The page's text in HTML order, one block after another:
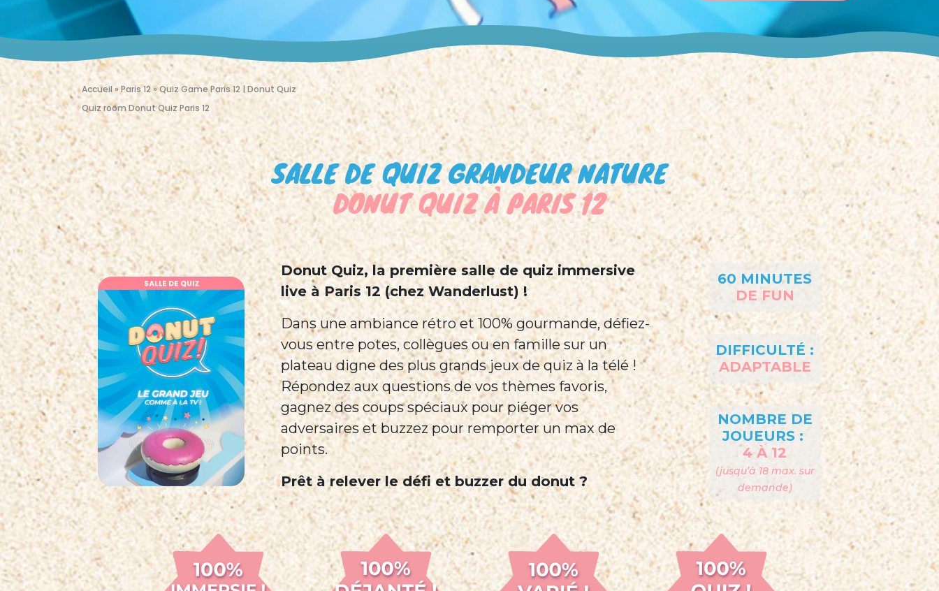
Accueil»Paris 12»Quiz Game Paris 12 | Donut Quiz
Quiz room Donut Quiz Paris 12
SALLE DE QUIZ GRANDEUR NATURE
DONUT QUIZ À PARIS 12
Donut Quiz, la première salle de quiz immersive
live à Paris 12 (chez Wanderlust) !
Dans une ambiance rétro et 100% gourmande, défiez-
vous entre potes, collègues ou en famille sur un
plateau digne des plus grands jeux de quiz à la télé !
Répondez aux questions de vos thèmes favoris,
gagnez des coups spéciaux pour piéger vos
adversaires et buzzez pour remporter un max de
points.
Prêt à relever le défi et buzzer du donut ?
60 MINUTES
DE FUN
DIFFICULTÉ :
ADAPTABLE
NOMBRE DE
JOUEURS :
4 À 12
(jusqu’à 18 max. sur
demande)